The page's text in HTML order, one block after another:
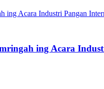
ing Acara